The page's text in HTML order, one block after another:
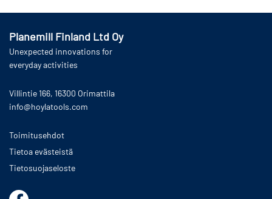
Planemill Finland Ltd Oy
Unexpected innovations for
everyday activities
Villintie 166, 16300 Orimattila
info@hoylatools.com
Toimitusehdot
Tietoa evästeistä
Tietosuojaseloste